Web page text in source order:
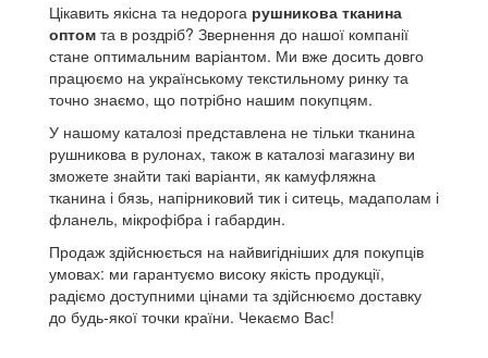
Цікавить якісна та недорога рушникова тканина
оптом та в роздріб? Звернення до нашої компанії
стане оптимальним варіантом. Ми вже досить довго
працюємо на українському текстильному ринку та
точно знаємо, що потрібно нашим покупцям.
У нашому каталозі представлена ​​не тільки тканина
рушникова в рулонах, також в каталозі магазину ви
зможете знайти такі варіанти, як камуфляжна
тканина і бязь, напірниковий тик і ситець, мадаполам і
фланель, мікрофібра і габардин.
Продаж здійснюється на найвигідніших для покупців
умовах: ми гарантуємо високу якість продукції,
радіємо доступними цінами та здійснюємо доставку
до будь-якої точки країни. Чекаємо Вас!